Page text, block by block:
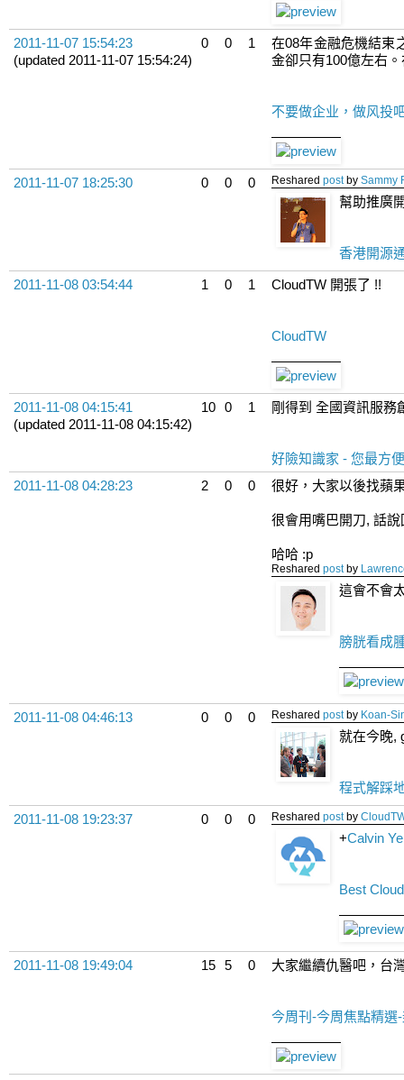
2011-11-07 15:54:23
(updated 2011-11-07 15:54:24)
0 0 1
在08年金融危機結束
金卻只有100億左右
不要做企业，做风投
2011-11-07 18:25:30 0 0 0 Reshared postby Sammy
幫助推廣
香港開源
2011-11-08 03:54:44 1 0 1 CloudTW 開張了 !!
CloudTW
2011-11-08 04:15:41
(updated 2011-11-08 04:15:42)
10 0 1 剛得到 全國資訊服
好險知識家 - 您最方
2011-11-08 04:28:23
2 0 0 很好，大家以後找蘋
很會用嘴巴開刀, 話
哈哈 :p
Reshared postby
這會不會
膀胱看成
2011-11-08 04:46:13 0 0 0 Reshared postby Koan-
就在今晚,
程式解踩
2011-11-08 19:23:37 0 0 0 Reshared postby
+Calvin
Best
2011-11-08 19:49:04 15 5 0 大家繼續仇醫吧，台
今周刊-今周焦點精選